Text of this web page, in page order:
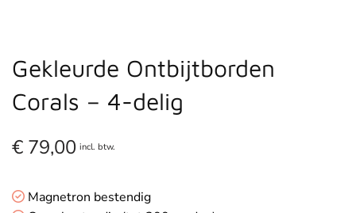
Gekleurde Ontbijtborden
Corals – 4-delig
€ 79,00 incl. btw.
Magnetron bestendig